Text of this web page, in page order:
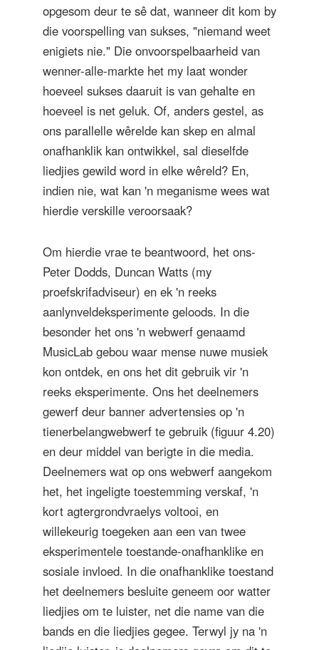
opgesom deur te sê dat, wanneer dit kom by
die voorspelling van sukses, "niemand weet
enigiets nie." Die onvoorspelbaarheid van
wenner-alle-markte het my laat wonder
hoeveel sukses daaruit is van gehalte en
hoeveel is net geluk. Of, anders gestel, as
ons parallelle wêrelde kan skep en almal
onafhanklik kan ontwikkel, sal dieselfde
liedjies gewild word in elke wêreld? En,
indien nie, wat kan 'n meganisme wees wat
hierdie verskille veroorsaak?
Om hierdie vrae te beantwoord, het ons-
Peter Dodds, Duncan Watts (my
proefskrifadviseur) en ek 'n reeks
aanlynveldeksperimente geloods. In die
besonder het ons 'n webwerf genaamd
MusicLab gebou waar mense nuwe musiek
kon ontdek, en ons het dit gebruik vir 'n
reeks eksperimente. Ons het deelnemers
gewerf deur banner advertensies op 'n
tienerbelangwebwerf te gebruik (figuur 4.20)
en deur middel van berigte in die media.
Deelnemers wat op ons webwerf aangekom
het, het ingeligte toestemming verskaf, 'n
kort agtergrondvraelys voltooi, en
willekeurig toegeken aan een van twee
eksperimentele toestande-onafhanklike en
sosiale invloed. In die onafhanklike toestand
het deelnemers besluite geneem oor watter
liedjies om te luister, net die name van die
bands en die liedjies gegee. Terwyl jy na 'n